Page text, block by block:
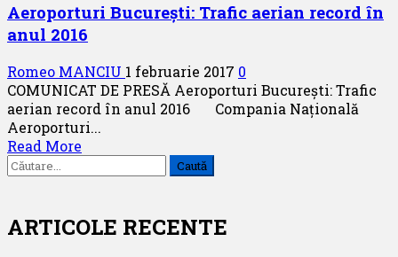
național
după
în
topul
mișcărilor
de
Aeroporturi București: Trafic aerian record în
anul 2016
Romeo MANCIU 1 februarie 2017 0
COMUNICAT DE PRESĂ Aeroporturi București: Trafic
aerian record în anul 2016 Compania Naţională
Aeroporturi...
Read More
about
București:
Trafic
Caută
după:
ARTICOLE RECENTE